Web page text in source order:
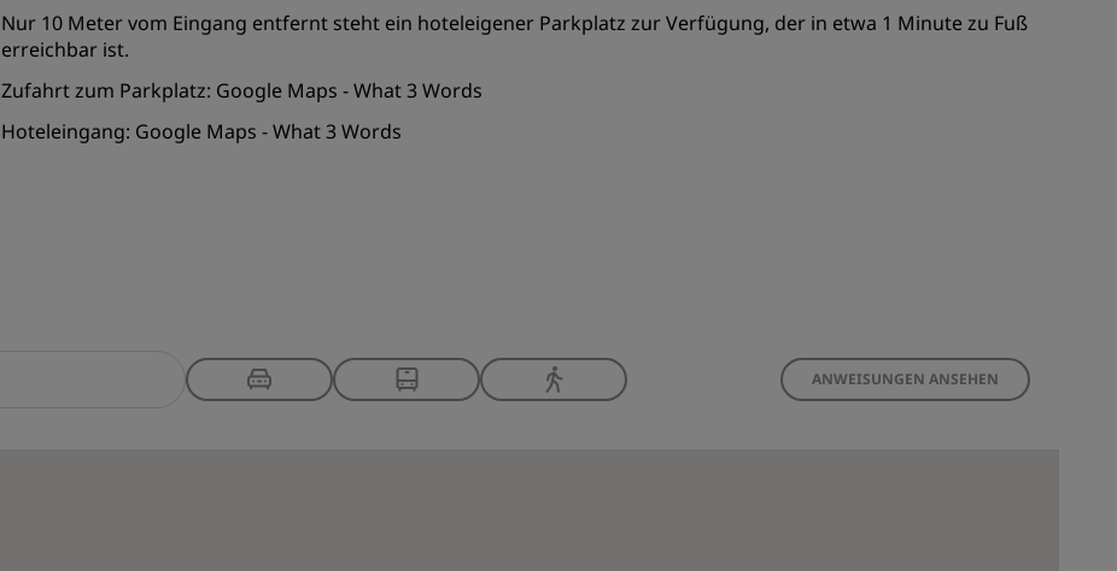
Nur 10 Meter vom Eingang entfernt steht ein hoteleigener Parkplatz zur Verfügung, der in etwa 1 Minute zu Fuß
erreichbar ist.
Zufahrt zum Parkplatz: Google Maps -What 3 Words
Hoteleingang: Google Maps -What 3 Words
ANWEISUNGEN ANSEHEN